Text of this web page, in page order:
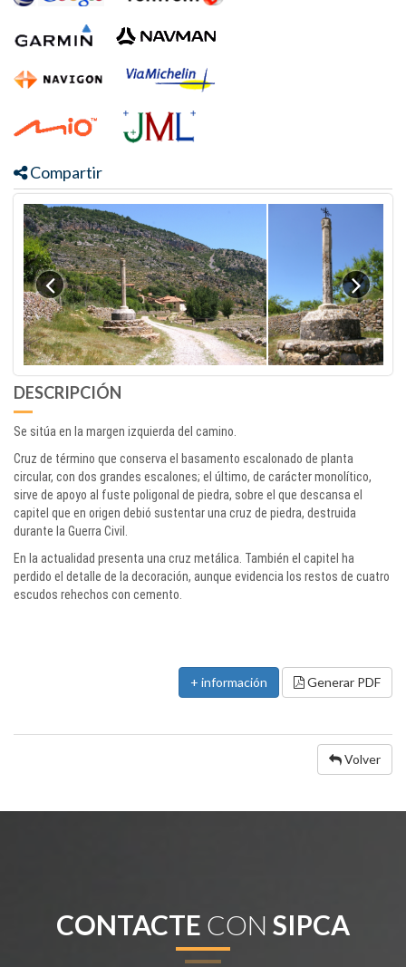
Compartir
DESCRIPCIÓN
Se sitúa en la margen izquierda del camino.
Cruz de término que conserva el basamento escalonado de planta
circular, con dos grandes escalones; el último, de carácter monolítico,
sirve de apoyo al fuste poligonal de piedra, sobre el que descansa el
capitel que en origen debió sustentar una cruz de piedra, destruida
durante la Guerra Civil.
En la actualidad presenta una cruz metálica. También el capitel ha
perdido el detalle de la decoración, aunque evidencia los restos de cuatro
escudos rehechos con cemento.
+ información Generar PDF
Volver
CONTACTE CON SIPCA